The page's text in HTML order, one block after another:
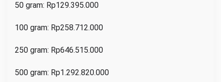
50 gram: Rp129.395.000
100 gram: Rp258.712.000
250 gram: Rp646.515.000
500 gram: Rp1.292.820.000